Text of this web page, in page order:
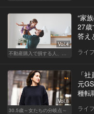
Vol.4
不動産購入で損する人、得する人
“家
27歳
答え
ライ
Vol.8
30.5歳～女たちの分岐点～
「
元
種転
ライ